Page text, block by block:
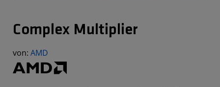
Complex Multiplier
von: AMD